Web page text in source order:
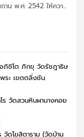
น พ.ศ. 2542 ให้ควา...
ภิชิโต ภิกขุ วัดรัชฎาธิษ
ระ เขตตลิ่งชัน
ร วัดสวนหินผานางคอย
ดโฆสิตาราม (วัดบ้าน